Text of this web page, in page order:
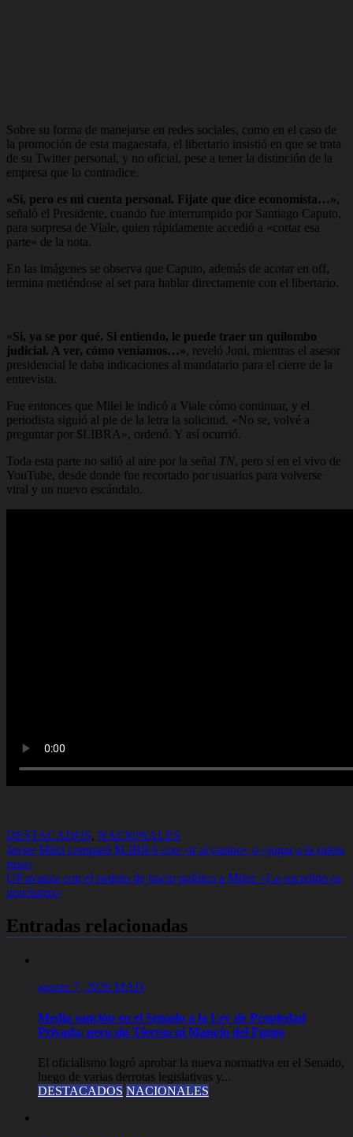
Sobre su forma de manejarse en redes sociales, como en el caso de
la promoción de esta magaestafa, el libertario insistió en que se trata
de su Twitter personal, y no oficial, pese a tener la distinción de la
empresa que lo contradice.
«Sí, pero es mi cuenta personal. Fijate que dice economista…»,
señaló el Presidente, cuando fue interrumpido por Santiago Caputo,
para sorpresa de Viale, quien rápidamente accedió a «cortar esa
parte» de la nota.
En las imágenes se observa que Caputo, además de acotar en off,
termina metiéndose al set para hablar directamente con el libertario.
«Si, ya se por qué. Si entiendo, le puede traer un quilombo
judicial. A ver, cómo veníamos…», reveló Joni, mientras el asesor
presidencial le daba indicaciones al mandatario para el cierre de la
entrevista.
Fue entonces que Milei le indicó a Viale cómo continuar, y el
periodista siguió al pie de la letra la solicitud. «No se, volvé a
preguntar por $LIBRA», ordenó. Y así ocurrió.
Toda esta parte no salió al aire por la señal TN, pero sí en el vivo de
YouTube, desde donde fue recortado por usuarios para volverse
viral y un nuevo escándalo.
DESTACADOS, NACIONALES
Navegación
de
entradas
Javier Milei comparó $LIBRA con «ir al casino» o «jugar a la ruleta
rusa»
UP avanza con el pedido de juicio político a Milei: «Lo sucedido es
gravísimo»
Entradas relacionadas
agosto 7, 2026 MAD
Media sanción en el Senado a la Ley de Propiedad
Privada, pero sin Tierras ni Manejo del Fuego
El oficialismo logró aprobar la nueva normativa en el Senado,
luego de varias derrotas legislativas y...
DESTACADOS NACIONALES